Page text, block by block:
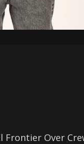
Frontier Over